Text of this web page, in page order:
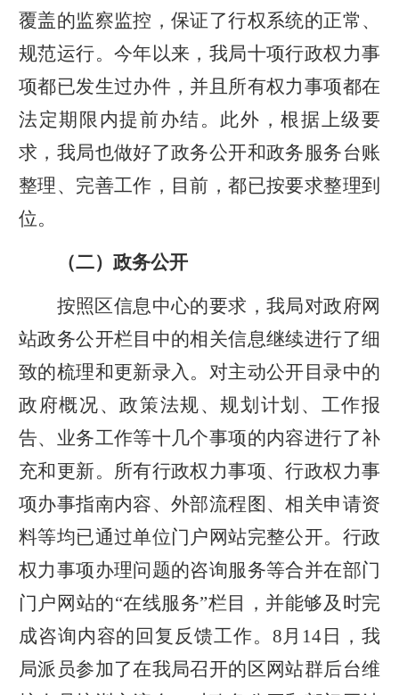
覆盖的监察监控，保证了行权系统的正常、
规范运行。今年以来，我局十项行政权力事
项都已发生过办件，并且所有权力事项都在
法定期限内提前办结。此外，根据上级要
求，我局也做好了政务公开和政务服务台账
整理、完善工作，目前，都已按要求整理到
位。
（二）政务公开
按照区信息中心的要求，我局对政府网
站政务公开栏目中的相关信息继续进行了细
致的梳理和更新录入。对主动公开目录中的
政府概况、政策法规、规划计划、工作报
告、业务工作等十几个事项的内容进行了补
充和更新。所有行政权力事项、行政权力事
项办事指南内容、外部流程图、相关申请资
料等均已通过单位门户网站完整公开。行政
权力事项办理问题的咨询服务等合并在部门
门户网站的“在线服务”栏目，并能够及时完
成咨询内容的回复反馈工作。 8月 14 日，我
局派员参加了在我局召开的区网站群后台维